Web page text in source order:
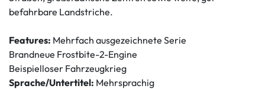
befahrbare Landstriche.
Features: Mehrfach ausgezeichnete Serie
Brandneue Frostbite-2-Engine
Beispielloser Fahrzeugkrieg
Sprache/Untertitel: Mehrsprachig